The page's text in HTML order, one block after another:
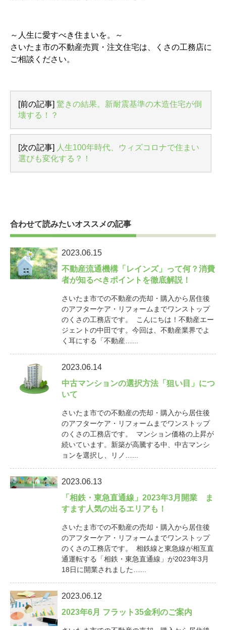
～人生に愛すべき住まいを。～
さいたま市の不動産売買・注文住宅は、くさの工務店に
ご相談ください。
[前の記事] 驚きの結果。新耐震基準の木造住宅が倒
壊する！？
[次の記事] 人生100年時代、ウィズコロナで住まい
選びも変化する？！
合わせて読みたいオススメの記事
2023.06.15
不動産流通機構「レインズ」って何？消費
者が知るべきポイントを徹底解説！
さいたま市での不動産の売却・購入から居住後
のアフターケア・リフォームまでワンストップ
のくさの工務店です。 こんにちは！不動産エー
ジェントの中田です。今回は、不動産業界でよ
く耳にする「不動産…...
2023.06.14
中古マンションの選択方法「狙い目」につ
いて
さいたま市での不動産の売却・購入から居住後
のアフターケア・リフォームまでワンストップ
のくさの工務店です。 マンション価格の上昇が
続いています。新築が高騰する中、中古マンシ
ョンを選択し、リノ…...
2023.06.13
「相鉄・東急直通線」2023年3月開業 ま
すます人気の出るエリアも！
さいたま市での不動産の売却・購入から居住後
のアフターケア・リフォームまでワンストップ
のくさの工務店です。 相鉄線と東急線が相互直
通運転する「相鉄・東急直通線」が2023年3月
18日に開業されました…...
2023.06.12
2023年6月 フラット35金利のご案内